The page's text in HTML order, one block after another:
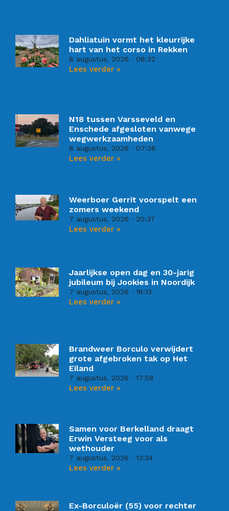
Dahliatuin vormt het kleurrijke
hart van het corso in Rekken
8 augustus, 2026 08:32
Lees verder »
N18 tussen Varsseveld en
Enschede afgesloten vanwege
wegwerkzaamheden
8 augustus, 2026 07:36
Lees verder »
Weerboer Gerrit voorspelt een
zomers weekend
7 augustus, 2026 20:37
Lees verder »
Jaarlijkse open dag en 30-jarig
jubileum bij Jookies in Noordijk
7 augustus, 2026 18:13
Lees verder »
Brandweer Borculo verwijdert
grote afgebroken tak op Het
Eiland
7 augustus, 2026 17:58
Lees verder »
Samen voor Berkelland draagt
Erwin Versteeg voor als
wethouder
7 augustus, 2026 13:34
Lees verder »
Ex-Borculoër (55) voor rechter